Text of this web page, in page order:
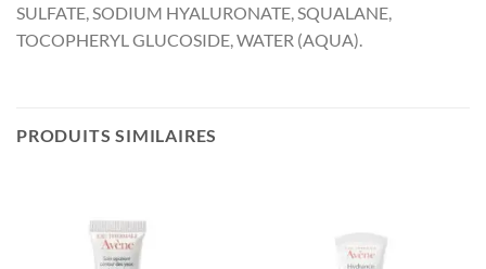
SULFATE, SODIUM HYALURONATE, SQUALANE,
TOCOPHERYL GLUCOSIDE, WATER (AQUA).
PRODUITS SIMILAIRES